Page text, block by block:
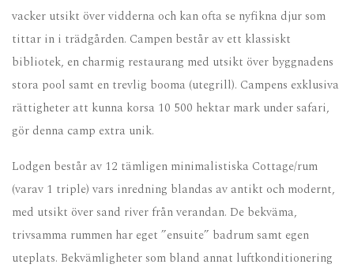
vacker utsikt över vidderna och kan ofta se nyfikna djur som
tittar in i trädgården. Campen består av ett klassiskt
bibliotek, en charmig restaurang med utsikt över byggnadens
stora pool samt en trevlig booma (utegrill). Campens exklusiva
rättigheter att kunna korsa 10 500 hektar mark under safari,
gör denna camp extra unik.
Lodgen består av 12 tämligen minimalistiska Cottage/rum
(varav 1 triple) vars inredning blandas av antikt och modernt,
med utsikt över sand river från verandan. De bekväma,
trivsamma rummen har eget ”ensuite” badrum samt egen
uteplats. Bekvämligheter som bland annat luftkonditionering